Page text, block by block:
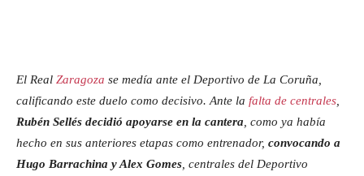
El Real Zaragoza se medía ante el Deportivo de La Coruña,
calificando este duelo como decisivo. Ante la falta de centrales
Rubén Sellés decidió apoyarse en la cantera , como ya había
hecho en sus anteriores etapas como entrenador, convocando a
Hugo Barrachina y Alex Gomes , centrales del Deportivo